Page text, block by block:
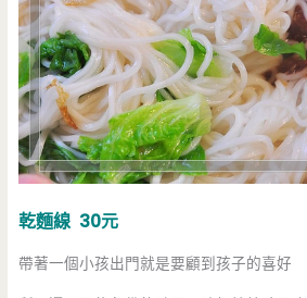
乾麵線 30元
帶著一個小孩出門就是要顧到孩子的喜好